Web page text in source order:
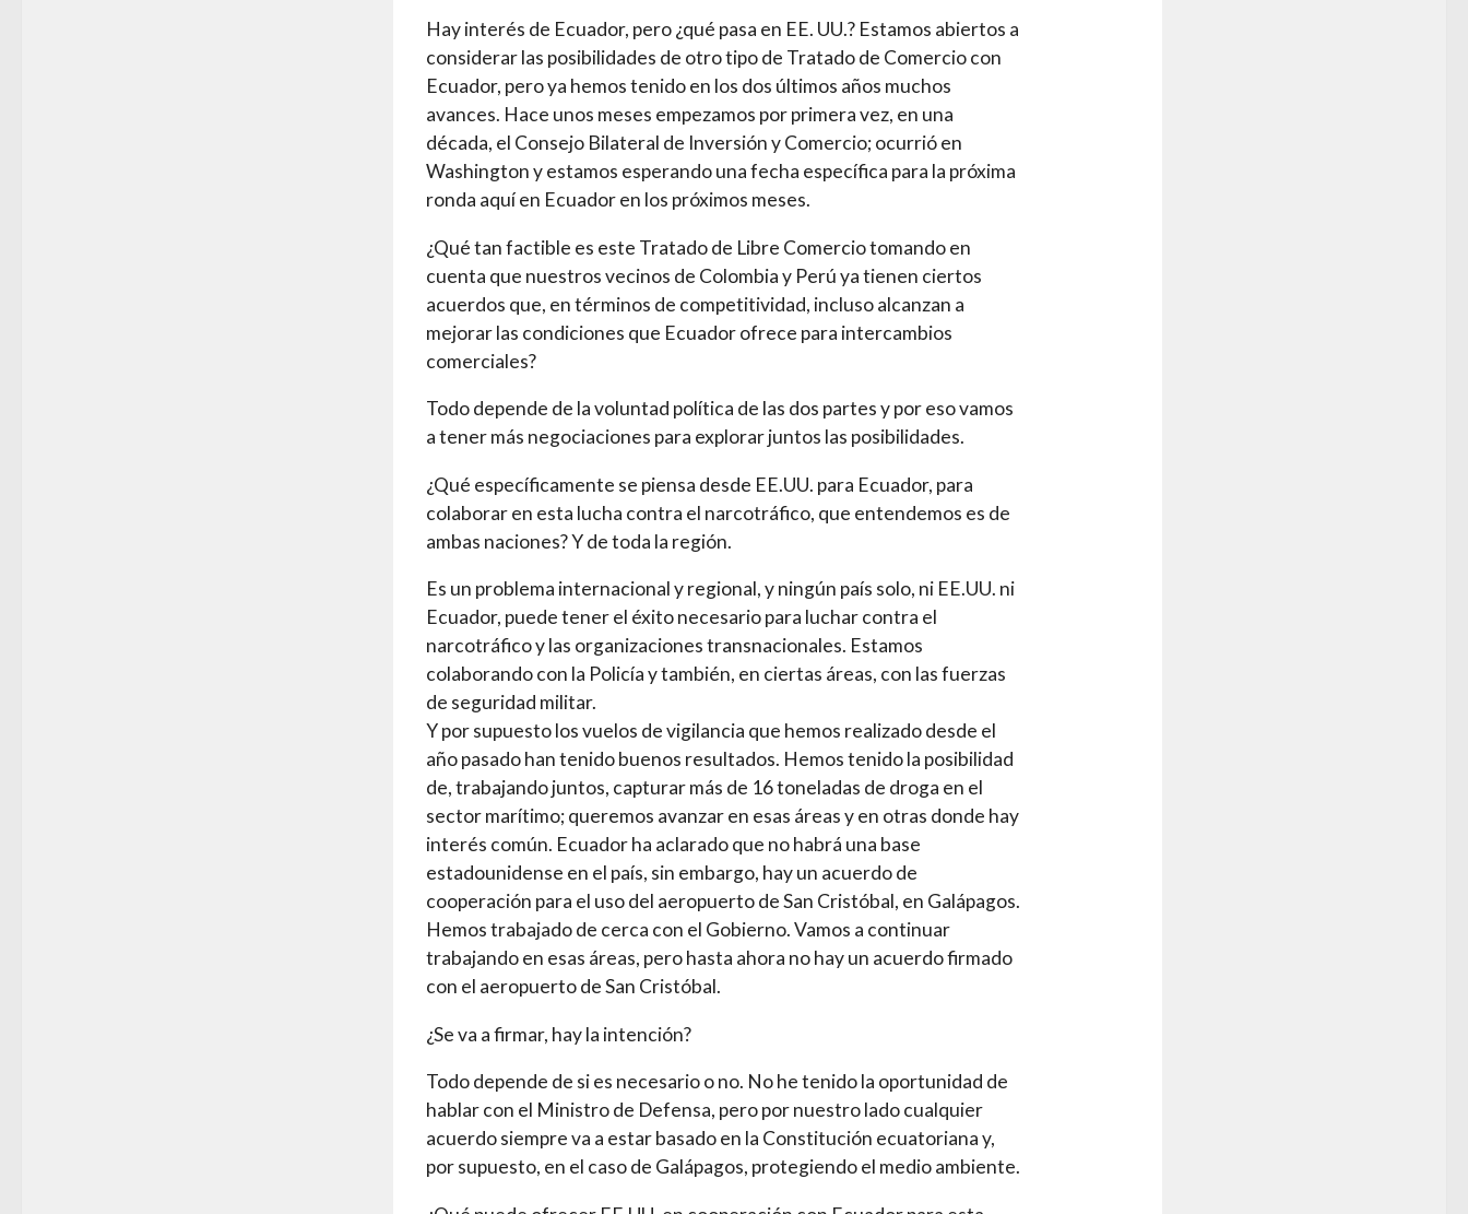
Hay interés de Ecuador, pero ¿qué pasa en EE. UU.? Estamos abiertos a
considerar las posibilidades de otro tipo de Tratado de Comercio con
Ecuador, pero ya hemos tenido en los dos últimos años muchos
avances. Hace unos meses empezamos por primera vez, en una
década, el Consejo Bilateral de Inversión y Comercio; ocurrió en
Washington y estamos esperando una fecha específica para la próxima
ronda aquí en Ecuador en los próximos meses.
¿Qué tan factible es este Tratado de Libre Comercio tomando en
cuenta que nuestros vecinos de Colombia y Perú ya tienen ciertos
acuerdos que, en términos de competitividad, incluso alcanzan a
mejorar las condiciones que Ecuador ofrece para intercambios
comerciales?
Todo depende de la voluntad política de las dos partes y por eso vamos
a tener más negociaciones para explorar juntos las posibilidades.
¿Qué específicamente se piensa desde EE.UU. para Ecuador, para
colaborar en esta lucha contra el narcotráfico, que entendemos es de
ambas naciones? Y de toda la región.
Es un problema internacional y regional, y ningún país solo, ni EE.UU. ni
Ecuador, puede tener el éxito necesario para luchar contra el
narcotráfico y las organizaciones transnacionales. Estamos
colaborando con la Policía y también, en ciertas áreas, con las fuerzas
de seguridad militar.
Y por supuesto los vuelos de vigilancia que hemos realizado desde el
año pasado han tenido buenos resultados. Hemos tenido la posibilidad
de, trabajando juntos, capturar más de 16 toneladas de droga en el
sector marítimo; queremos avanzar en esas áreas y en otras donde hay
interés común. Ecuador ha aclarado que no habrá una base
estadounidense en el país, sin embargo, hay un acuerdo de
cooperación para el uso del aeropuerto de San Cristóbal, en Galápagos.
Hemos trabajado de cerca con el Gobierno. Vamos a continuar
trabajando en esas áreas, pero hasta ahora no hay un acuerdo firmado
con el aeropuerto de San Cristóbal.
¿Se va a firmar, hay la intención?
Todo depende de si es necesario o no. No he tenido la oportunidad de
hablar con el Ministro de Defensa, pero por nuestro lado cualquier
acuerdo siempre va a estar basado en la Constitución ecuatoriana y,
por supuesto, en el caso de Galápagos, protegiendo el medio ambiente.